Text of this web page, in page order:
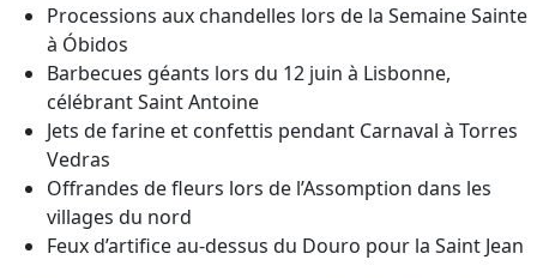
Processions aux chandelles lors de la Semaine Sainte
à Óbidos
Barbecues géants lors du 12 juin à Lisbonne,
célébrant Saint Antoine
Jets de farine et confettis pendant Carnaval à Torres
Vedras
Offrandes de fleurs lors de l’Assomption dans les
villages du nord
Feux d’artifice au-dessus du Douro pour la Saint Jean